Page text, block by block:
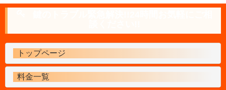
トップページ
料金一覧